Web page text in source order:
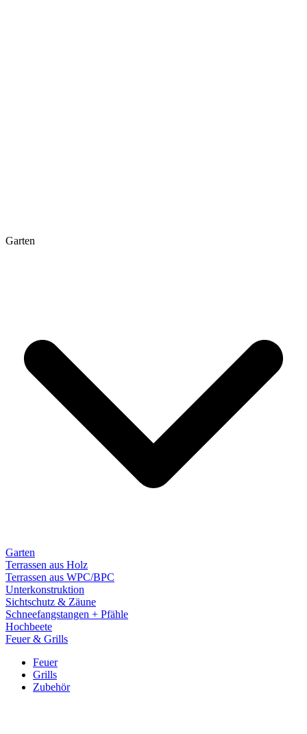
Garten
Garten
Terrassen aus Holz
Terrassen aus WPC/BPC
Unterkonstruktion
Sichtschutz & Zäune
Schneefangstangen + Pfähle
Hochbeete
Feuer & Grills
Feuer
Grills
Zubehör